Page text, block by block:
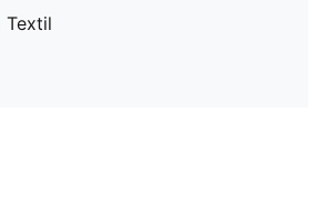
Textil